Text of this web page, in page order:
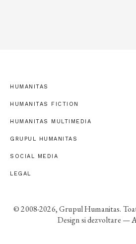
HUMANITAS
HUMANITAS FICTION
HUMANITAS MULTIMEDIA
GRUPUL HUMANITAS
SOCIAL MEDIA
LEGAL
© 2008-2026, Grupul Humanitas.
Design si dezvoltare —